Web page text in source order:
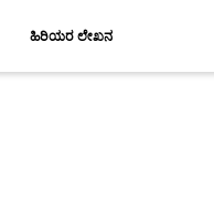
ಹಿರಿಯರ ಲೇಖನ